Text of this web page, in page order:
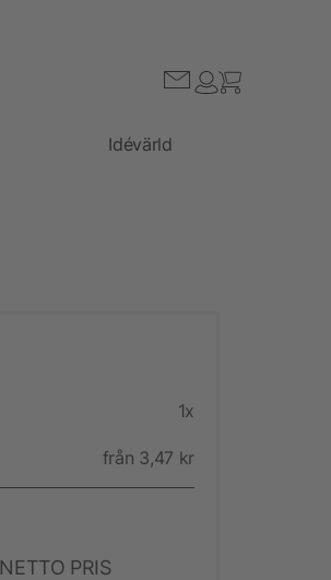
Idévärld
1x
från 3,47 kr
NETTO PRIS